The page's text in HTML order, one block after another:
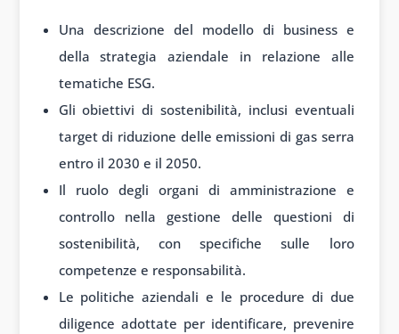
Una descrizione del modello di business e
della strategia aziendale in relazione alle
tematiche ESG.
Gli obiettivi di sostenibilità, inclusi eventuali
target di riduzione delle emissioni di gas serra
entro il 2030 e il 2050.
Il ruolo degli organi di amministrazione e
controllo nella gestione delle questioni di
sostenibilità, con specifiche sulle loro
competenze e responsabilità.
Le politiche aziendali e le procedure di due
diligence adottate per identificare, prevenire